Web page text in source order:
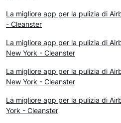
La migliore app per la pulizia di
- Cleanster
La migliore app per la pulizia di
New York - Cleanster
La migliore app per la pulizia di
New York - Cleanster
La migliore app per la pulizia di
York - Cleanster